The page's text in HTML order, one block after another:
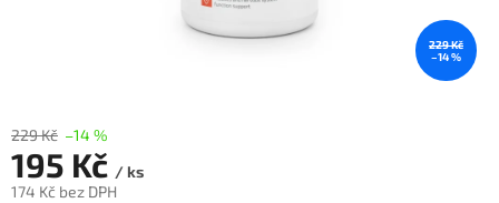
229 Kč
–14 %
229 Kč –14 %
195 Kč / ks
174 Kč bez DPH